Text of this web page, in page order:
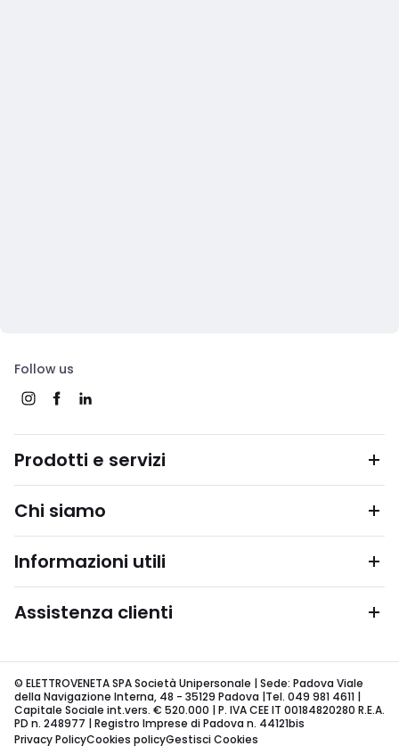
Follow us
Prodotti e servizi
Chi siamo
Informazioni utili
Assistenza clienti
© ELETTROVENETA SPA Società Unipersonale | Sede: Padova Viale
della Navigazione Interna, 48 - 35129 Padova |Tel. 049 981 4611 |
Capitale Sociale int.vers. € 520.000 | P. IVA CEE IT 00184820280 R.E.A.
PD n. 248977 | Registro Imprese di Padova n. 44121bis
Privacy PolicyCookies policyGestisci Cookies